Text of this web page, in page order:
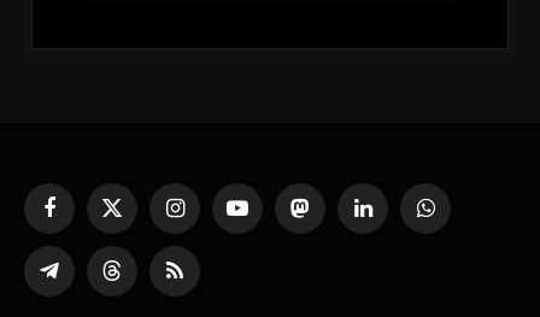
Facebook
X
(Twitter)
InstagramYouTubeMastodonLinkedInWhatsApp
Partager
sur
ThreadsRSS